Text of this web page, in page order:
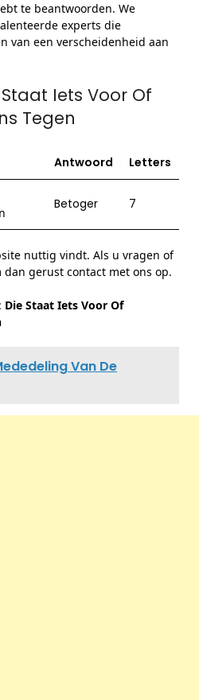
te beantwoorden. We
experts die
van een verscheidenheid aan
Iets Voor Of
Tegen
Antwoord Letters
Betoger 7
nuttig vindt. Als u vragen of
gerust contact met ons op.
Die Staat Iets Voor Of
Van De